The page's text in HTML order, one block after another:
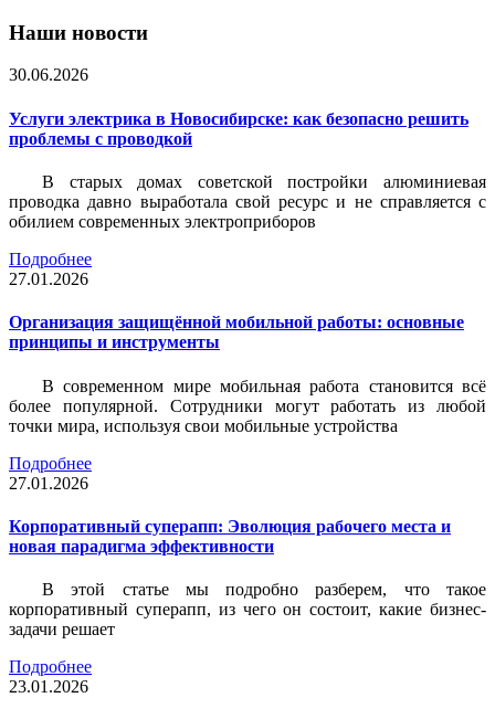
Наши новости
30.06.2026
Услуги электрика в Новосибирске: как безопасно решить
проблемы с проводкой
В старых домах советской постройки алюминиевая
проводка давно выработала свой ресурс и не справляется с
обилием современных электроприборов
Подробнее
27.01.2026
Организация защищённой мобильной работы: основные
принципы и инструменты
В современном мире мобильная работа становится всё
более популярной. Сотрудники могут работать из любой
точки мира, используя свои мобильные устройства
Подробнее
27.01.2026
Корпоративный суперапп: Эволюция рабочего места и
новая парадигма эффективности
В этой статье мы подробно разберем, что такое
корпоративный суперапп, из чего он состоит, какие бизнес-
задачи решает
Подробнее
23.01.2026